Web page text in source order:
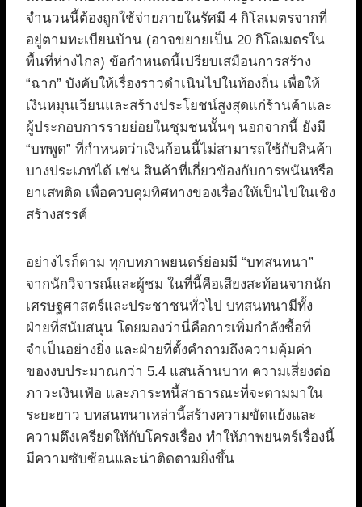
จำนวนนี้ต้องถูกใช้จ่ายภายในรัศมี 4 กิโลเมตรจากที่
อยู่ตามทะเบียนบ้าน (อาจขยายเป็น 20 กิโลเมตรใน
พื้นที่ห่างไกล) ข้อกำหนดนี้เปรียบเสมือนการสร้าง
“ฉาก” บังคับให้เรื่องราวดำเนินไปในท้องถิ่น เพื่อให้
เงินหมุนเวียนและสร้างประโยชน์สูงสุดแก่ร้านค้าและ
ผู้ประกอบการรายย่อยในชุมชนนั้นๆ นอกจากนี้ ยังมี
“บทพูด” ที่กำหนดว่าเงินก้อนนี้ไม่สามารถใช้กับสินค้า
บางประเภทได้ เช่น สินค้าที่เกี่ยวข้องกับการพนันหรือ
ยาเสพติด เพื่อควบคุมทิศทางของเรื่องให้เป็นไปในเชิง
สร้างสรรค์
อย่างไรก็ตาม ทุกบทภาพยนตร์ย่อมมี “บทสนทนา”
จากนักวิจารณ์และผู้ชม ในที่นี้คือเสียงสะท้อนจากนัก
เศรษฐศาสตร์และประชาชนทั่วไป บทสนทนามีทั้ง
ฝ่ายที่สนับสนุน โดยมองว่านี่คือการเพิ่มกำลังซื้อที่
จำเป็นอย่างยิ่ง และฝ่ายที่ตั้งคำถามถึงความคุ้มค่า
ของงบประมาณกว่า 5.4 แสนล้านบาท ความเสี่ยงต่อ
ภาวะเงินเฟ้อ และภาระหนี้สาธารณะที่จะตามมาใน
ระยะยาว บทสนทนาเหล่านี้สร้างความขัดแย้งและ
ความตึงเครียดให้กับโครงเรื่อง ทำให้ภาพยนตร์เรื่องนี้
มีความซับซ้อนและน่าติดตามยิ่งขึ้น